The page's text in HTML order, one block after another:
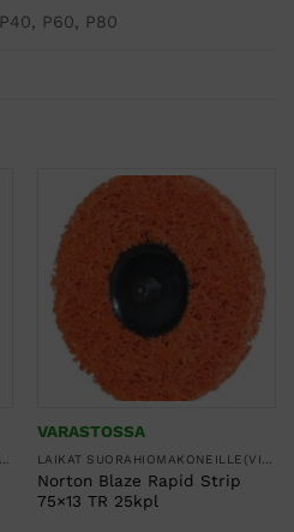
P40, P60, P80
VARASTOSSA
Norton Blaze Rapid Strip
75×13 TR 25kpl